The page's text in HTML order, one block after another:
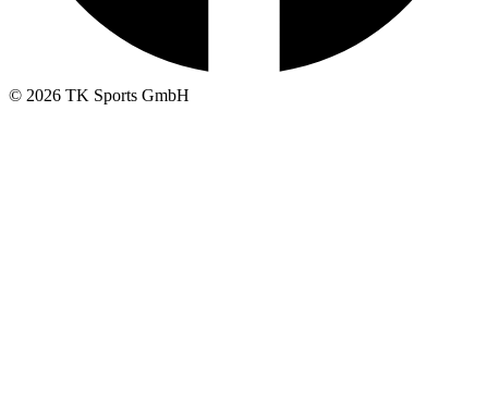
© 2026 TK Sports GmbH